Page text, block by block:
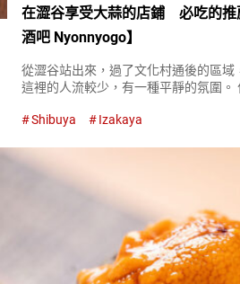
在澀谷享受大蒜的店鋪 必吃的推
酒吧 Nyonnyogo】
從澀谷站出來，過了文化村通後的區域
這裡的人流較少，有一種平靜的氛圍。
許多尋求至福味覺的人們。 將青森縣的
Shibuya Izakaya